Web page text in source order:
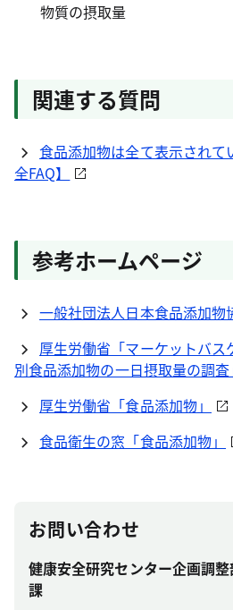
物質の摂取量
関連する質問
食品添加物は全て表示されて
全FAQ】
参考ホームページ
一般社団法人日本食品添加物
厚生労働省「マーケットバ
別食品添加物の一日摂取量の調査
厚生労働省「食品添加物」
食品衛生の窓「食品添加物」
お問い合わせ
健康安全研究センター企画調
課